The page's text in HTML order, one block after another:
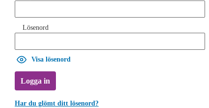
Lösenord
Visa lösenord
Logga in
Har du glömt ditt lösenord?